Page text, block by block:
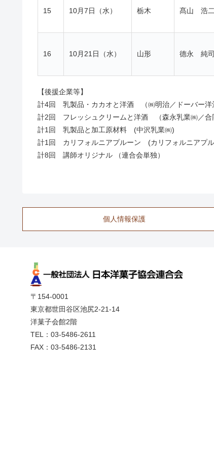
15 10月7日（水） 栃木 髙山 浩二
16 10月21日（水） 山形 德永 純司
【後援企業等】
計4回 乳製品・カカオと洋酒 （㈱明治／ドーバー洋
計2回 フレッシュクリームと洋酒 （森永乳業㈱／合
計1回 乳製品と加工原材料 (中沢乳業㈱)
計1回 カリフォルニアプルーン (カリフォルニアプ
計8回 講師オリジナル （連合会単独）
個人情報保護
〒154-0001
東京都世田谷区池尻2-21-14
洋菓子会館2階
TEL：03-5486-2611
FAX：03-5486-2131